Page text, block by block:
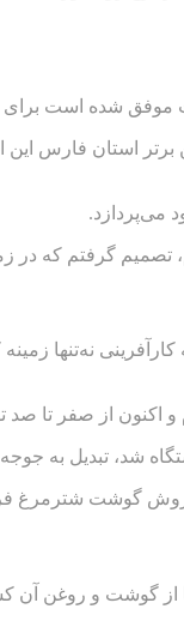
برتر استان
می‌پردازد.
تصمیم گرفتم که در
نه‌تنها
از گوشت و روغن